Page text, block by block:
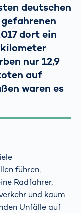
deutschen
dort ein
nur 12,9
auf
waren es
führen,
Radfahrer,
und kaum
Unfälle auf